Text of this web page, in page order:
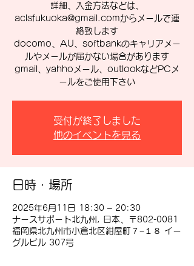
詳細、入金方法などは、
aclsfukuoka@gmail.comからメールで連
絡致します
docomo、AU、softbankのキャリアメー
ルやメールが届かない場合があります
gmail、yahhoメール、outlookなどPCメ
ールをご使用下さい
受付が終了しました
他のイベントを見る
日時・場所
2025年6月11日 18:30 – 20:30
ナースサポート北九州, 日本、〒802-0081
福岡県北九州市小倉北区紺屋町７−１８ イー
グルビル 307号